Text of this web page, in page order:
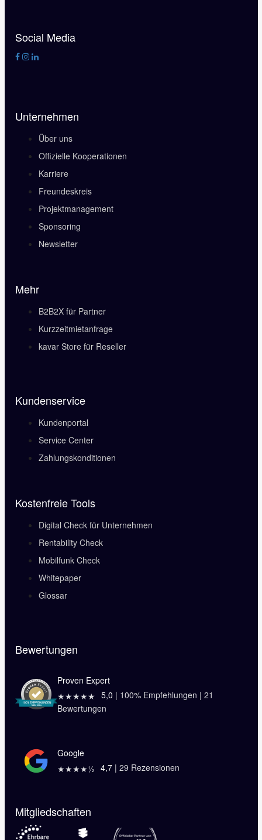
Social Media
Unternehmen
Über uns
Offizielle Kooperationen
Karriere
Freundeskreis
Projektmanagement
Sponsoring
Newsletter
Mehr
B2B2X für Partner
Kurzzeitmietanfrage
kavar Store für Reseller
Kundenservice
Kundenportal
Service Center
Zahlungskonditionen
Kostenfreie Tools
Digital Check für Unternehmen
Rentability Check
Mobilfunk Check
Whitepaper
Glossar
Bewertungen
Proven Expert
★★★★★ 5,0 | 100% Empfehlungen | 21
Bewertungen
Google
★★★★½ 4,7| 29 Rezensionen
Mitgliedschaften